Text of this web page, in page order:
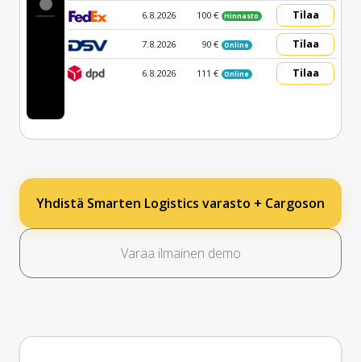
6.8.2026 100 € Hinnasto Tilaa
7.8.2026 90 € Online Tilaa
6.8.2026 111 € Online Tilaa
Yhdistä Smarten Logistics varasto + Cargoson
Varaa ilmainen demo